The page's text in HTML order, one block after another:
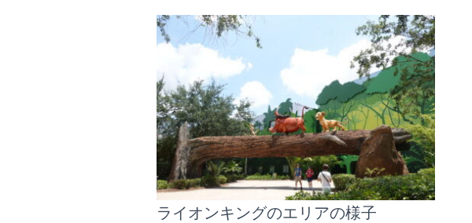
ライオンキングのエリアの様子